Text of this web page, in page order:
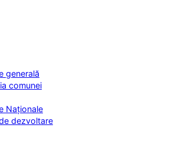
generală
comunei
Naționale
dezvoltare